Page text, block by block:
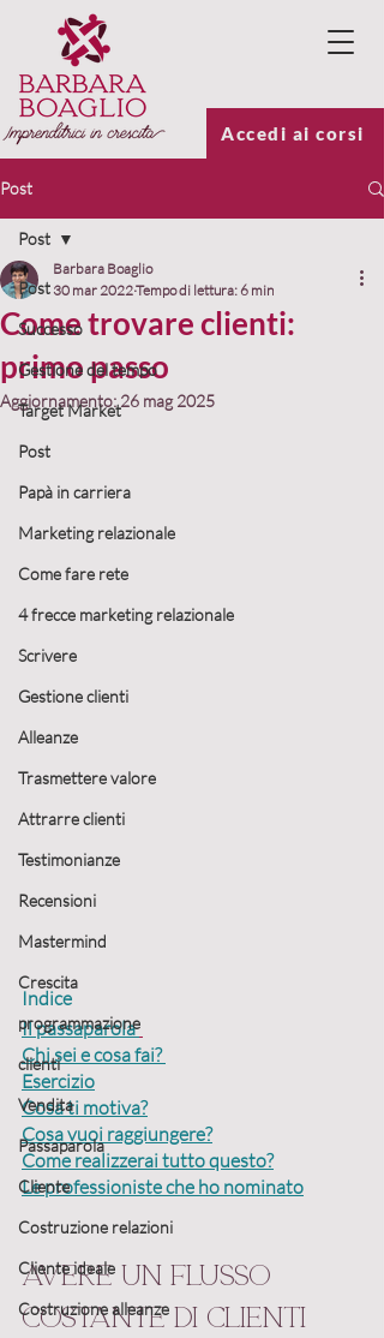
Accedi ai corsi
Post
Post
Successo
Gestione del tempo
Target Market
Post
Papà in carriera
Marketing relazionale
Come fare rete
4 frecce marketing relazionale
Scrivere
Gestione clienti
Alleanze
Trasmettere valore
Attrarre clienti
Testimonianze
Recensioni
Mastermind
Crescita
programmazione
clienti
Vendita
Passaparola
Cliente
Costruzione relazioni
Cliente ideale
Costruzione alleanze
Post
Come trovare clienti:
primo passo
Barbara Boaglio
30 mar 2022Tempo di lettura: 6 min
Aggiornamento:26 mag 2025
Indice
Il passaparola
Chi sei e cosa fai?
Esercizio
Cosa ti motiva?
Cosa vuoi raggiungere?
Come realizzerai tutto questo?
Le professioniste che ho nominato
Avere un flusso
costante di clienti